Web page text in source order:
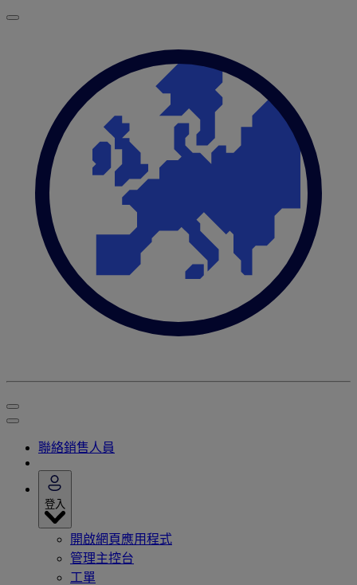
聯絡銷售人員
登入
開啟網頁應用程式
管理主控台
工單